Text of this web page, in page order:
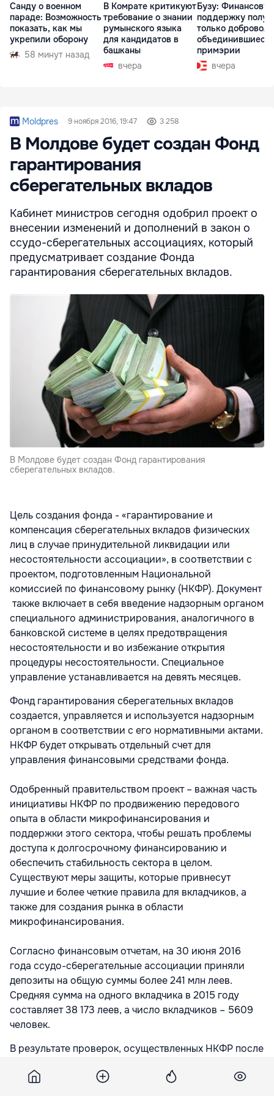
Санду о военном
параде: Возможность
показать, как мы
укрепили оборону
58 минут назад
В Комрате критикуют
требование о знании
румынского языка
для кандидатов в
башканы
вчера
Бузу:
поддержку
только
объединившиеся
примэрии
вчера
Moldpres 9 ноября 2016, 19:47 3 258
В Молдове будет создан Фонд
гарантирования
сберегательных вкладов
Кабинет министров сегодня одобрил проект о
внесении изменений и дополнений в закон о
ссудо-сберегательных ассоциациях, который
предусматривает создание Фонда
гарантирования сберегательных вкладов.
В Молдове будет создан Фонд гарантирования
сберегательных вкладов.
Цель создания фонда - «гарантирование и
компенсация сберегательных вкладов физических
лиц в случае принудительной ликвидации или
несостоятельности ассоциации», в соответствии с
проектом, подготовленным Национальной
комиссией по финансовому рынку (НКФР). Документ
также включает в себя введение надзорным органом
специального администрирования, аналогичного в
банковской системе в целях предотвращения
несостоятельности и во избежание открытия
процедуры несостоятельности. Специальное
управление устанавливается на девять месяцев.
Фонд гарантирования сберегательных вкладов
создается, управляется и используется надзорным
органом в соответствии с его нормативными актами.
НКФР будет открывать отдельный счет для
управления финансовыми средствами фонда.
Одобренный правительством проект – важная часть
инициативы НКФР по продвижению передового
опыта в области микрофинансирования и
поддержки этого сектора, чтобы решать проблемы
доступа к долгосрочному финансированию и
обеспечить стабильность сектора в целом.
Существуют меры защиты, которые привнесут
лучшие и более четкие правила для вкладчиков, а
также для создания рынка в области
микрофинансирования.
Согласно финансовым отчетам, на 30 июня 2016
года ссудо-сберегательные ассоциации приняли
депозиты на общую суммы более 241 млн леев.
Средняя сумма на одного вкладчика в 2015 году
составляет 38 173 леев, а число вкладчиков – 5609
человек.
В результате проверок, осуществленных НКФР после
сберегательных ассоциаций лишились лицензии и/